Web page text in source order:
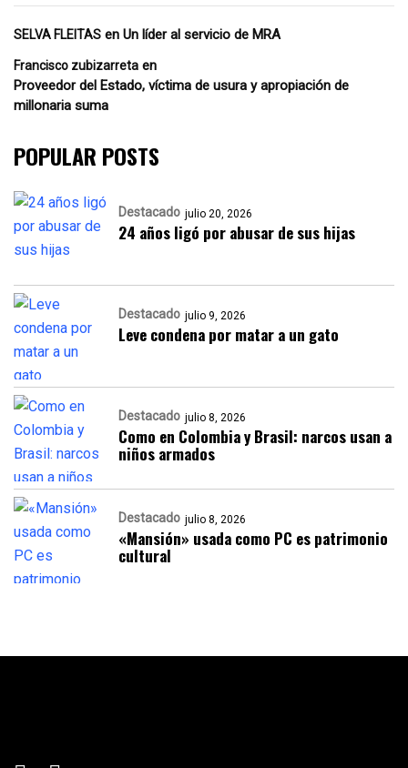
SELVA FLEITAS en Un líder al servicio de MRA
Francisco zubizarreta en
Proveedor del Estado, víctima de usura y apropiación de
millonaria suma
POPULAR POSTS
Destacado julio 20, 2026
24 años ligó por abusar de sus hijas
Destacado julio 9, 2026
Leve condena por matar a un gato
Destacado julio 8, 2026
Como en Colombia y Brasil: narcos usan a
niños armados
Destacado julio 8, 2026
«Mansión» usada como PC es patrimonio
cultural